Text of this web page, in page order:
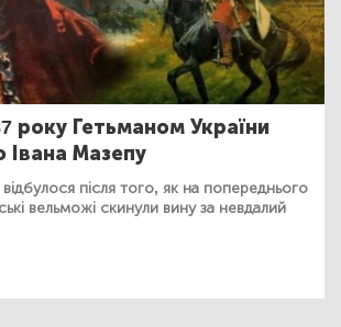
року Гетьманом України
Івана Мазепу
після того, як на попереднього
вельможі скинули вину за невдалий